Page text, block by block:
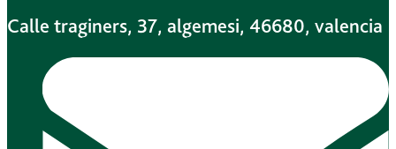
Calle traginers, 37, algemesi, 46680, valencia